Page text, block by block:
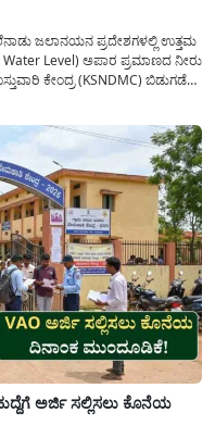
ಜಲಾನಯನ ಪ್ರದೇಶಗಳಲ್ಲಿ ಉತ್ತಮ
Level) ಅಪಾರ ಪ್ರಮಾಣದ ನೀರು
ಕೇಂದ್ರ (KSNDMC) ಬಿಡುಗಡೆ
ಅರ್ಜಿ ಸಲ್ಲಿಸಲು ಕೊನೆಯ